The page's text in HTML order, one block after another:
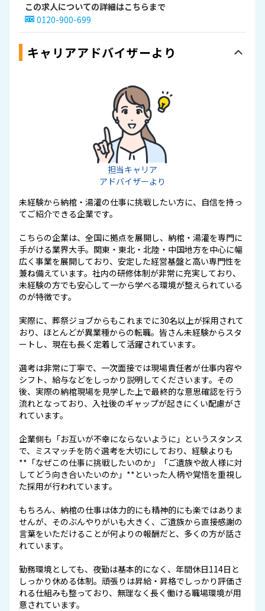
この求人についての詳細はこちらまで
0120-900-699
キャリアアドバイザーより
担当キャリア
アドバイザーより
未経験から納棺・湯灌の仕事に挑戦したい方に、自信を持っ
てご紹介できる企業です。
こちらの企業は、全国に拠点を展開し、納棺・湯灌を専門に
手がける業界大手。関東・東北・北陸・中国地方を中心に幅
広く事業を展開しており、安定した経営基盤と高い専門性を
兼ね備えています。社内の研修体制が非常に充実しており、
未経験の方でも安心して一から学べる環境が整えられている
のが特徴です。
実際に、葬祭ジョブからもこれまでに30名以上が採用されて
おり、ほとんどが異業種からの転職。皆さん未経験からスタ
ートし、現在も長く定着して活躍されています。
選考は非常に丁寧で、一次面接では現場責任者が仕事内容や
シフト、給与などをしっかり説明してくださいます。その
後、実際の納棺現場を見学した上で最終的な意思確認を行う
流れとなっており、入社後のギャップが起きにくい配慮がさ
れています。
企業側も「お互いが不幸にならないように」というスタンス
で、ミスマッチを防ぐ選考を大切にしており、経験よりも
**「なぜこの仕事に挑戦したいのか」「ご遺族や故人様に対
してどう向き合いたいのか」**といった人柄や覚悟を重視し
た採用が行われています。
もちろん、納棺の仕事は体力的にも精神的にも楽ではありま
せんが、そのぶんやりがいも大きく、ご遺族から直接感謝の
言葉をいただけることが何よりの報酬だと、多くの方が話さ
れています。
勤務環境としても、夜勤は基本的になく、年間休日114日と
しっかり休める体制。頑張りは昇給・昇格でしっかり評価さ
れる仕組みも整っており、無理なく長く働ける職場環境が用
意されています。